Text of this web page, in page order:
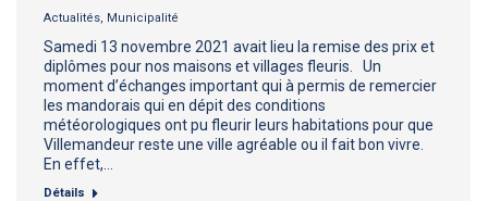
Actualités, Municipalité
Samedi 13 novembre 2021 avait lieu la remise des prix et
diplômes pour nos maisons et villages fleuris. Un
moment d’échanges important qui à permis de remercier
les mandorais qui en dépit des conditions
météorologiques ont pu fleurir leurs habitations pour que
Villemandeur reste une ville agréable ou il fait bon vivre.
En effet,…
Détails